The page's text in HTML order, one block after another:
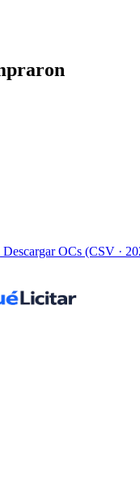
Descargar OCs (CSV ·